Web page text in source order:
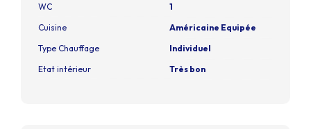
WC
1
Cuisine
Américaine Equipée
Type Chauffage
Individuel
Etat intérieur
Très bon